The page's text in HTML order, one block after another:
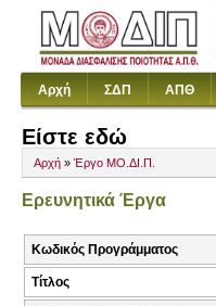
Αρχή ΣΔΠ ΑΠΘ
Είστε εδώ
Αρχή » Έργο ΜΟ.ΔΙ.Π.
Ερευνητικά Έργα
Κωδικός Προγράμματος
Τίτλος